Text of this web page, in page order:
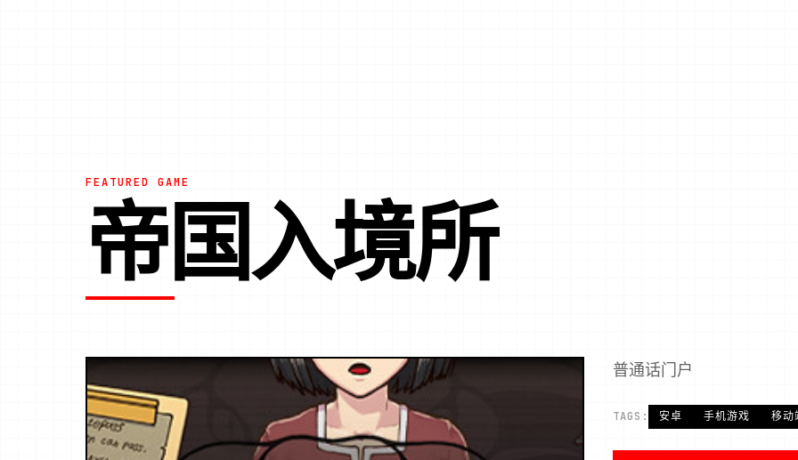
FEATURED GAME
帝国入境所
普通话门户
TAGS: 安卓 手机游戏 移动